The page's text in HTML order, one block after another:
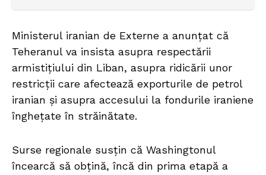
Ministerul iranian de Externe a anunțat că
Teheranul va insista asupra respectării
armistițiului din Liban, asupra ridicării unor
restricții care afectează exporturile de petrol
iranian și asupra accesului la fondurile iraniene
înghețate în străinătate.
Surse regionale susțin că Washingtonul
încearcă să obțină, încă din prima etapă a